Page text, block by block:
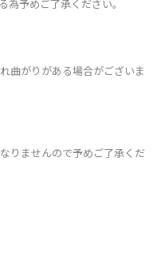
為予めご了承ください。
曲がりがある場合がございま
りませんので予めご了承くだ